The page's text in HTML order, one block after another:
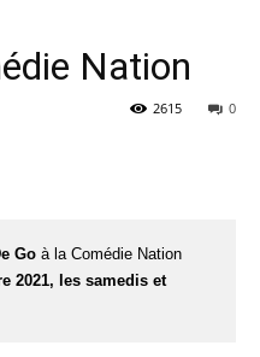
Nation
0
2615
Go à la Comédie Nation
2021, les samedis et